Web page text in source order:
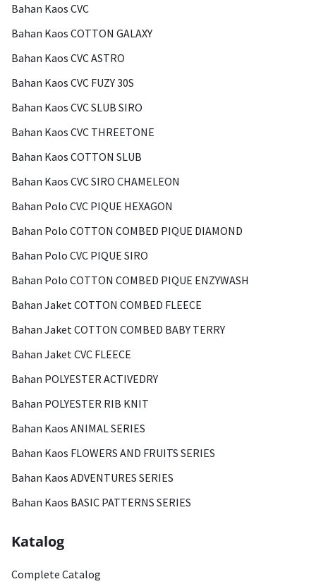
Bahan Kaos CVC
Bahan Kaos COTTON GALAXY
Bahan Kaos CVC ASTRO
Bahan Kaos CVC FUZY 30S
Bahan Kaos CVC SLUB SIRO
Bahan Kaos CVC THREETONE
Bahan Kaos COTTON SLUB
Bahan Kaos CVC SIRO CHAMELEON
Bahan Polo CVC PIQUE HEXAGON
Bahan Polo COTTON COMBED PIQUE DIAMOND
Bahan Polo CVC PIQUE SIRO
Bahan Polo COTTON COMBED PIQUE ENZYWASH
Bahan Jaket COTTON COMBED FLEECE
Bahan Jaket COTTON COMBED BABY TERRY
Bahan Jaket CVC FLEECE
Bahan POLYESTER ACTIVEDRY
Bahan POLYESTER RIB KNIT
Bahan Kaos ANIMAL SERIES
Bahan Kaos FLOWERS AND FRUITS SERIES
Bahan Kaos ADVENTURES SERIES
Bahan Kaos BASIC PATTERNS SERIES
Katalog
Complete Catalog